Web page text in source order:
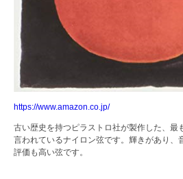
https://www.amazon.co.jp/
古い歴史を持つピラストロ社が製作した、最
言われているナイロン弦です。輝きがあり、
評価も高い弦です。